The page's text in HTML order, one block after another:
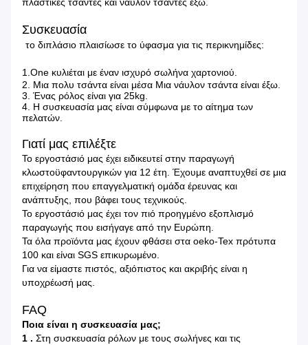
πλαστικές τσάντες και νάυλον τσάντες έξω.
Συσκευασία
το διπλάσιο πλαισίωσε το ύφασμα για τις περικνημίδες:
1.One κυλιέται με έναν ισχυρό σωλήνα χαρτονιού.
2. Μια πολυ τσάντα είναι μέσα Μια νάυλον τσάντα είναι έξω.
3. Ένας ρόλος είναι για 25kg.
4. Η συσκευασία μας είναι σύμφωνα με το αίτημα των
πελατών.
Γιατί μας επιλέξτε
Το εργοστάσιό μας έχει ειδικευτεί στην παραγωγή
κλωστοϋφαντουργικών για 12 έτη. Έχουμε αναπτυχθεί σε μια
επιχείρηση που επαγγελματική ομάδα έρευνας και
ανάπτυξης, που βάφει τους τεχνικούς.
Το εργοστάσιό μας έχει τον πιό προηγμένο εξοπλισμό
παραγωγής που εισήγαγε από την Ευρώπη.
Τα όλα προϊόντα μας έχουν φθάσει στα oeko-Tex πρότυπα
100 και είναι SGS επικυρωμένο.
Για να είμαστε πιστός, αξιόπιστος και ακριβής είναι η
υποχρέωσή μας.
FAQ
Ποια είναι η συσκευασία μας;
1 . Στη συσκευασία ρόλων με τους σωλήνες και τις